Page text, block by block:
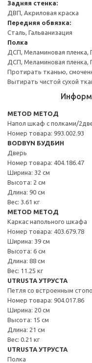
Задняя стенка:
ДВП, Акриловая краска
Передняя обвязка:
Сталь, Гальванизация
Полка
ДСП, Меламиновая пленка,
ДСП, Меламиновая пленка,
Протирать тканью,
Вытирать чистой сухой
METOD МЕТОД
Напол шкаф с полками/
Номер товара: 993.002.93
BODBYN БУДБИН
Дверь
Номер товара: 404.186.47
Ширина: 32 см
Высота: 2 см
Длина: 90 см
Вес: 3.61 кг
METOD МЕТОД
Каркас напольного шкафа
Номер товара: 403.679.78
Ширина: 39 см
Высота: 6 см
Длина: 88 см
Вес: 11.25 кг
UTRUSTA УТРУСТА
Петля со встроенным
Номер товара: 904.017.86
Ширина: 20 см
Высота: 15 см
Длина: 21 см
Вес: 0.21 кг
UTRUSTA УТРУСТА
Полка